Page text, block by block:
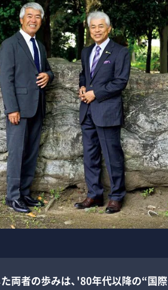
両者の歩みは、'80年代以降の“国際